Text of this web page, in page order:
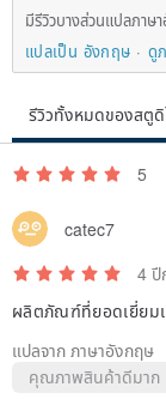
มีรีวิวบางส่วนแปลภาษ
แปลเป็น อังกฤษ
ดู
รีวิวทั้งหมดของสตูดิ
5
catec7
4 ปี
ผลิตภัณฑ์ที่ยอดเยี่ยม
แปลจาก ภาษาอังกฤษ
คุณภาพสินค้าดีมาก